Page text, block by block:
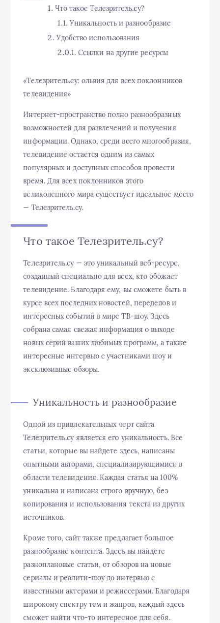
Что такое Телезритель.су?
Уникальность и разнообразие
Удобство использования
Ссылки на другие ресурсы
«Телезритель.су: ольвия для всех поклонников
телевидения»
Интернет-пространство полно разнообразных
возможностей для развлечений и получения
информации. Однако, среди всего многообразия,
телевидение остается одним из самых
популярных и доступных способов провести
время. Для всех поклонников этого
великолепного мира существует идеальное место
— Телезритель.су.
Что такое Телезритель.су?
Телезритель.су — это уникальный веб-ресурс,
созданный специально для всех, кто обожает
телевидение. Благодаря ему, вы сможете быть в
курсе всех последних новостей, переделов и
интересных событий в мире ТВ-шоу. Здесь
собрана самая свежая информация о выходе
новых серий ваших любимых программ, а также
интересные интервью с участниками шоу и
эксклюзивные обзоры.
Уникальность и разнообразие
Одной из привлекательных черт сайта
Телезритель.су является его уникальность. Все
статьи, которые вы найдете здесь, написаны
опытными авторами, специализирующимися в
области телевидения. Каждая статья на 100%
уникальна и написана строго вручную, без
копирования и использования текста из других
источников.
Кроме того, сайт также предлагает большое
разнообразие контента. Здесь вы найдете
разноплановые статьи, от обзоров на новые
сериалы и реалити-шоу до интервью с
известными актерами и режиссерами. Благодаря
широкому спектру тем и жанров, каждый здесь
сможет найти что-то интересное для себя.